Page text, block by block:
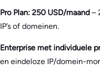
Pro Plan: 250 USD/maand –
IP’s of domeinen.
Enterprise met individuele
en eindeloze IP/domein-